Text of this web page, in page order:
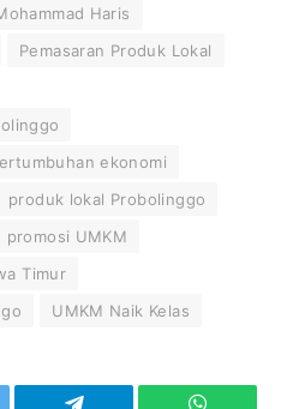
Haris
Pemasaran Produk Lokal
ekonomi
produk lokal Probolinggo
promosi UMKM
Timur
UMKM Naik Kelas